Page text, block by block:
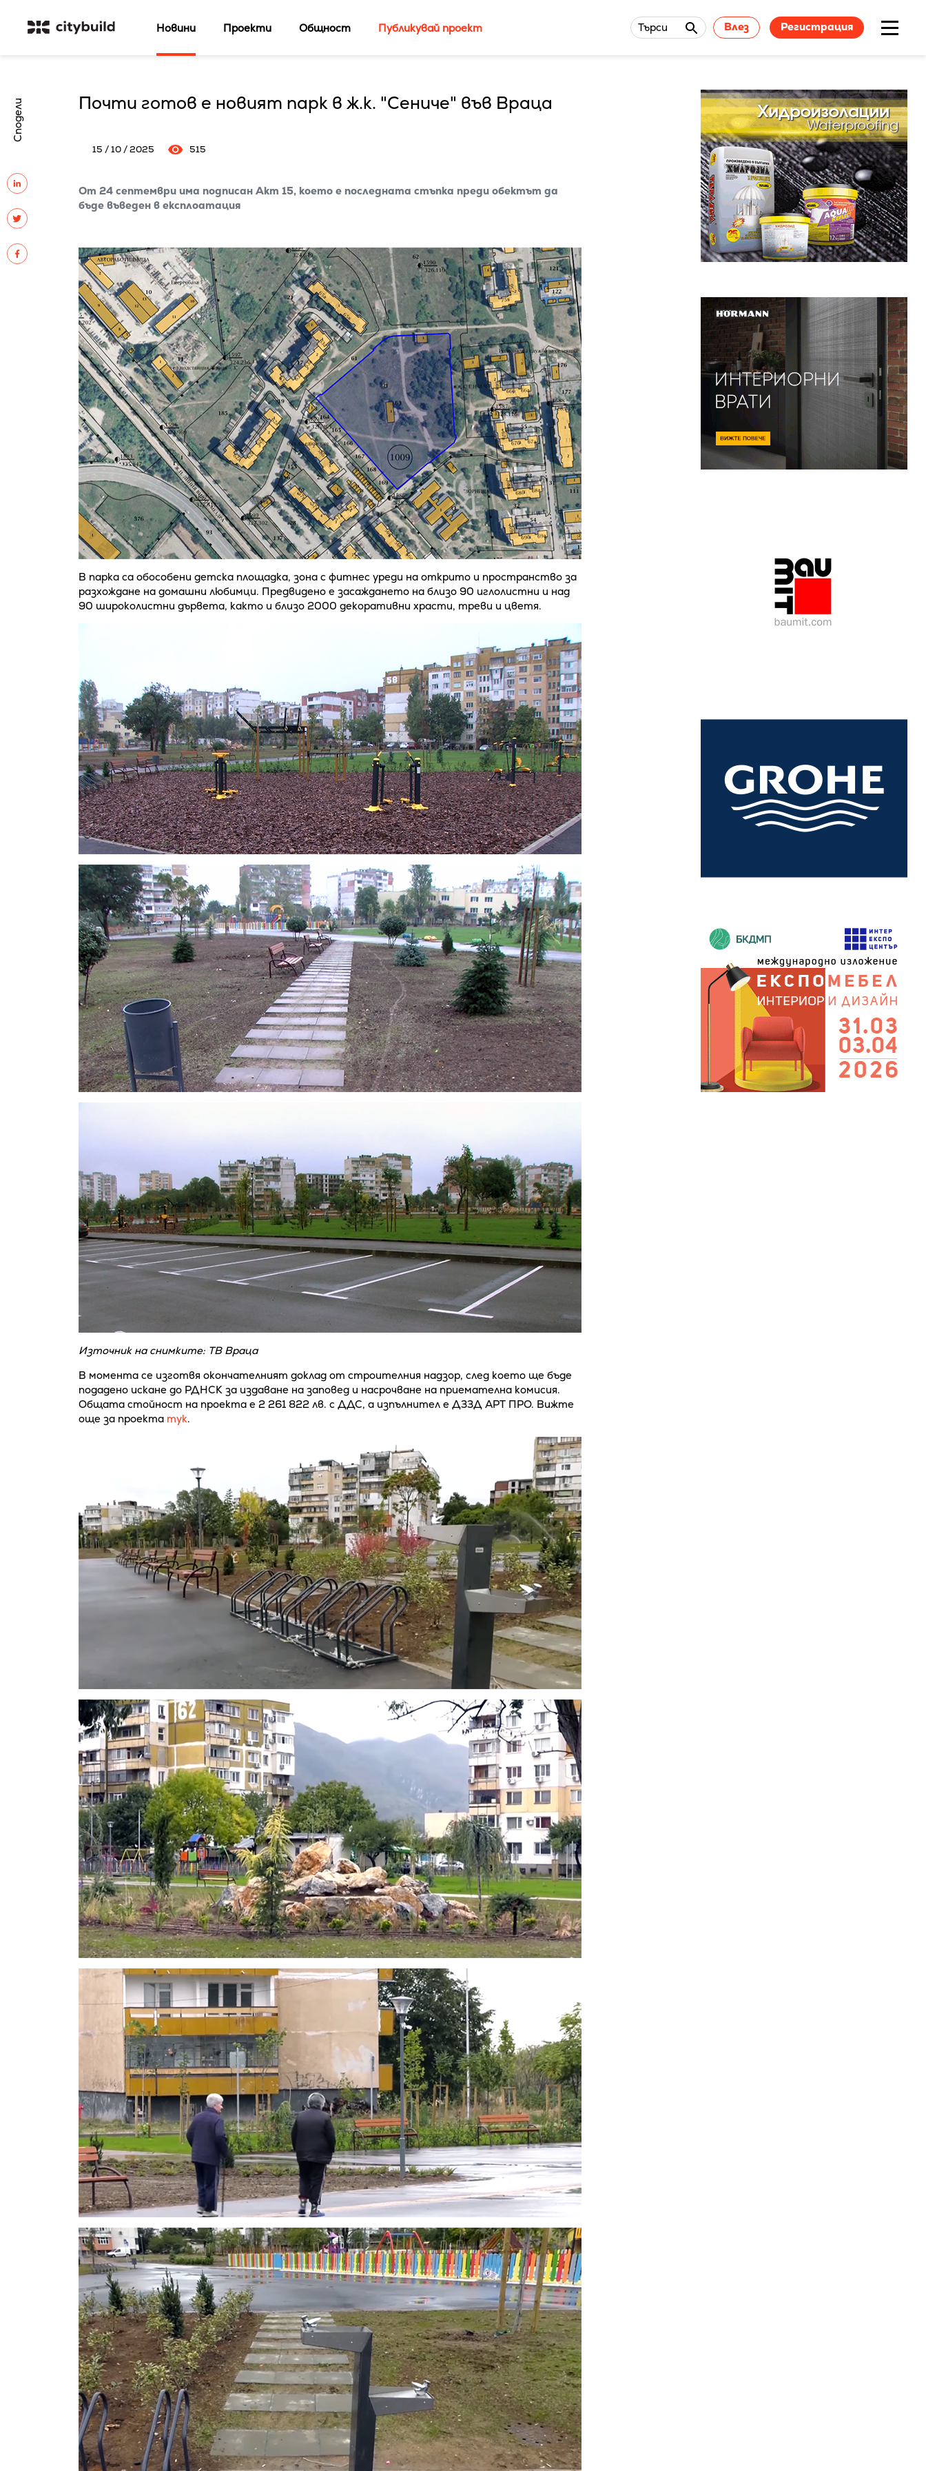
Новини Проекти Общност Публикувай проект Търси Влез Регистрация
Сподели Почти готов е новият парк в ж.к. "Сениче" във Враца
15 / 10 / 2025 515
От 24 септември има подписан Акт 15, което е последната стъпка преди обектът да
бъде въведен в експлоатация
В парка са обособени детска площадка, зона с фитнес уреди на открито и пространство за
разхождане на домашни любимци. Предвидено е засаждането на близо 90 иглолистни и над
90 широколистни дървета, както и близо 2000 декоративни храсти, треви и цветя.
Източник на снимките: ТВ Враца
В момента се изготвя окончателният доклад от строителния надзор, след което ще бъде
подадено искане до РДНСК за издаване на заповед и насрочване на приемателна комисия.
Общата стойност на проекта е 2 261 822 лв. с ДДС, а изпълнител е ДЗЗД АРТ ПРО. Вижте
още за проекта тук.